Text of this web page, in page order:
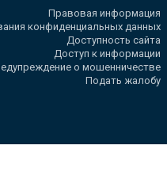
Правовая информация
конфиденциальных данных
Доступность сайта
Доступ к информации
о мошенничестве
Подать жалобу